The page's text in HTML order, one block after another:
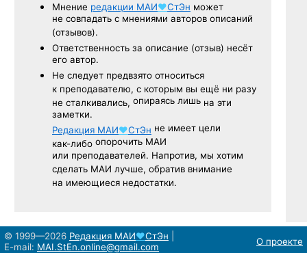
Мнение редакции МАИ♥СтЭн может
не совпадать с мнениями авторов описаний
(отзывов).
Ответственность за описание (отзыв) несёт
его автор.
Не следует предвзято относиться
к преподавателю, с которым вы ещё ни разу
не сталкивались, опираясь лишь на эти
заметки.
Редакция МАИ♥СтЭн не имеет цели
как-либо опорочить МАИ
или преподавателей. Напротив, мы хотим
сделать МАИ лучше, обратив внимание
на имеющиеся недостатки.
© 1999—2026 Редакция МАИ♥СтЭн
E-mail: MAI.StEn.online@gmail.com О проекте